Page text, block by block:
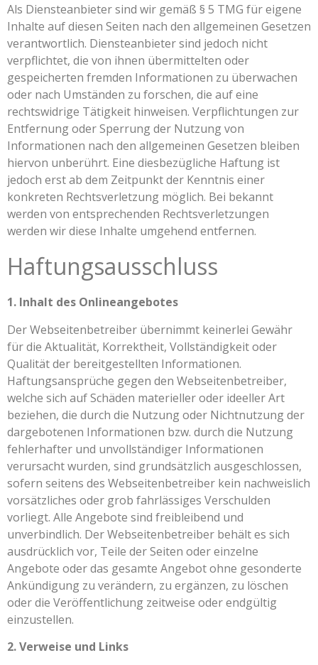
Als Diensteanbieter sind wir gemäß § 5 TMG für eigene
Inhalte auf diesen Seiten nach den allgemeinen Gesetzen
verantwortlich. Diensteanbieter sind jedoch nicht
verpflichtet, die von ihnen übermittelten oder
gespeicherten fremden Informationen zu überwachen
oder nach Umständen zu forschen, die auf eine
rechtswidrige Tätigkeit hinweisen. Verpflichtungen zur
Entfernung oder Sperrung der Nutzung von
Informationen nach den allgemeinen Gesetzen bleiben
hiervon unberührt. Eine diesbezügliche Haftung ist
jedoch erst ab dem Zeitpunkt der Kenntnis einer
konkreten Rechtsverletzung möglich. Bei bekannt
werden von entsprechenden Rechtsverletzungen
werden wir diese Inhalte umgehend entfernen.
Haftungsausschluss
1. Inhalt des Onlineangebotes
Der Webseitenbetreiber übernimmt keinerlei Gewähr
für die Aktualität, Korrektheit, Vollständigkeit oder
Qualität der bereitgestellten Informationen.
Haftungsansprüche gegen den Webseitenbetreiber,
welche sich auf Schäden materieller oder ideeller Art
beziehen, die durch die Nutzung oder Nichtnutzung der
dargebotenen Informationen bzw. durch die Nutzung
fehlerhafter und unvollständiger Informationen
verursacht wurden, sind grundsätzlich ausgeschlossen,
sofern seitens des Webseitenbetreiber kein nachweislich
vorsätzliches oder grob fahrlässiges Verschulden
vorliegt. Alle Angebote sind freibleibend und
unverbindlich. Der Webseitenbetreiber behält es sich
ausdrücklich vor, Teile der Seiten oder einzelne
Angebote oder das gesamte Angebot ohne gesonderte
Ankündigung zu verändern, zu ergänzen, zu löschen
oder die Veröffentlichung zeitweise oder endgültig
einzustellen.
2. Verweise und Links